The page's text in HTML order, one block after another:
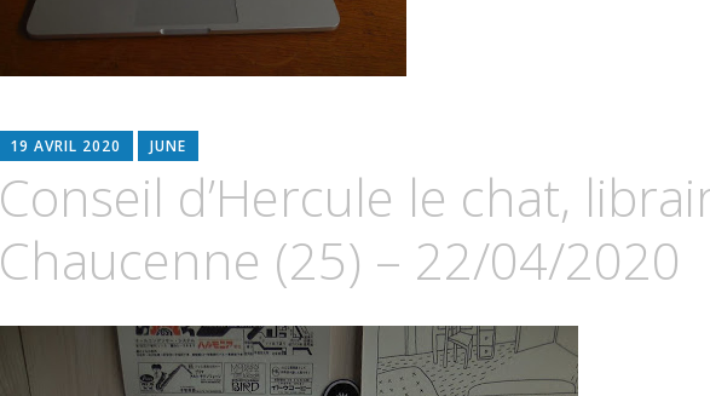
19 AVRIL 2020 JUNE
Conseil d’Hercule le chat,
Chaucenne (25) – 22/04/2020